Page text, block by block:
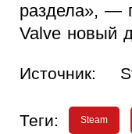
раздела», —
Valve новый
Источник:
Теги: Steam